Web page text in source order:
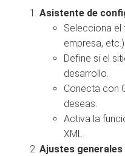
Asistente de
Selecciona el
empresa, etc.).
Define si el
desarrollo.
Conecta con
deseas.
Activa la
XML.
Ajustes